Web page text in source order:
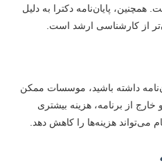
پایان‌نامه دکترا به دلیل
کارشناسی ارشد است.
داشته باشید، موسسات ممکن
برنامه، هزینه بیشتری
هزینه‌ها را کاهش دهد.